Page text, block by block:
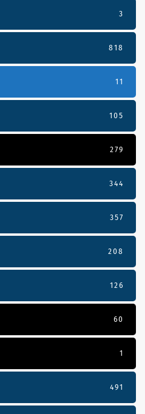
3
818
11
105
279
344
357
208
126
60
1
491